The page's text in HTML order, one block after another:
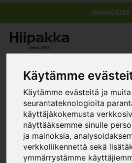
Käytämme
Käytämme evästeitä ja muita
seurantateknologioita
käyttäjäkokemusta
näyttääksemme sinulle
ja mainoksia,
verkkoliikennettä sekä
ymmärrystämme
HEMMÖBLER